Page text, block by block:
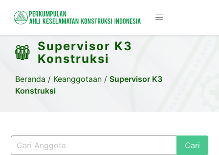
Supervisor K3
Konstruksi
Beranda / Keanggotaan / Supervisor K3
Konstruksi
Cari